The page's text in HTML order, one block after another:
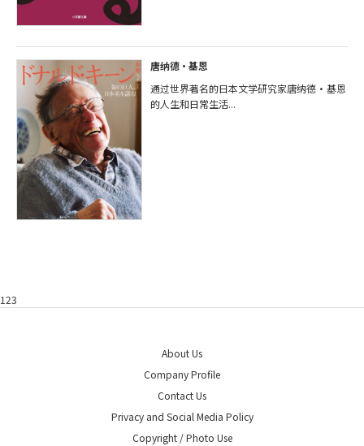
唐纳德・基恩
通过世界著名的日本文学研究家唐纳德·基恩
的人生和日常生活...
123
About Us
Company Profile
Contact Us
Privacy and Social Media Policy
Copyright / Photo Use